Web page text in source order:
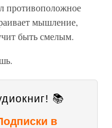
противоположное
мышление,
быть смелым.
📚
в